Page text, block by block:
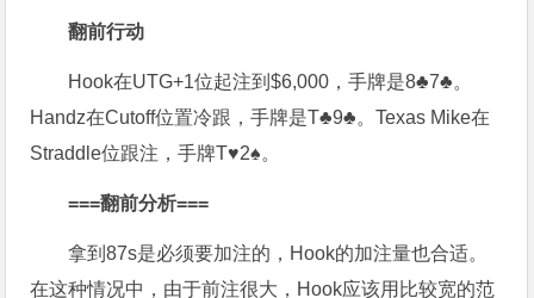
翻前行动
Hook在UTG+1位起注到$6,000，手牌是8♣7♣。
Handz在Cutoff位置冷跟，手牌是T♣9♣。Texas Mike在
Straddle位跟注，手牌T♥2♠。
===翻前分析===
拿到87s是必须要加注的，Hook的加注量也合适。
在这种情况中，由于前注很大，Hook应该用比较宽的范